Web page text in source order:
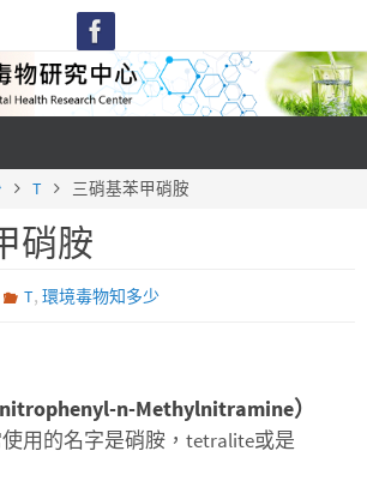
T 三硝基苯甲硝胺
硝胺
T, 環境毒物知多少
n-Methylnitramine）
用的名字是硝胺，tetralite或是